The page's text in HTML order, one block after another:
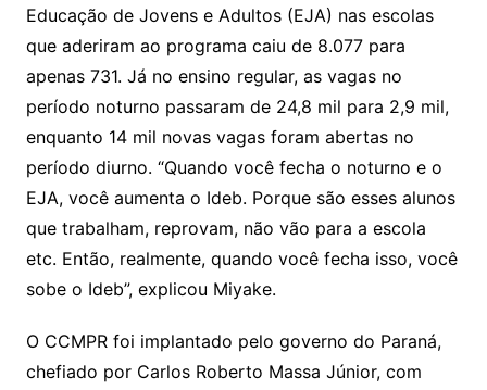
Educação de Jovens e Adultos (EJA) nas escolas
que aderiram ao programa caiu de 8.077 para
apenas 731. Já no ensino regular, as vagas no
período noturno passaram de 24,8 mil para 2,9 mil,
enquanto 14 mil novas vagas foram abertas no
período diurno. “Quando você fecha o noturno e o
EJA, você aumenta o Ideb. Porque são esses alunos
que trabalham, reprovam, não vão para a escola
etc. Então, realmente, quando você fecha isso, você
sobe o Ideb”, explicou Miyake.
O CCMPR foi implantado pelo governo do Paraná,
chefiado por Carlos Roberto Massa Júnior, com